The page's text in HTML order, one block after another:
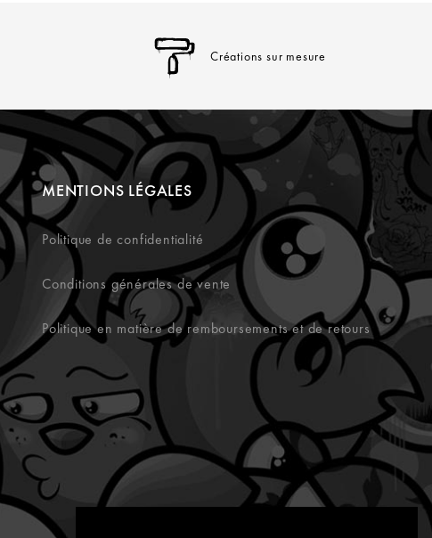
Créations sur mesure
MENTIONS LÉGALES
Politique de confidentialité
Conditions générales de vente
Politique en matière de remboursements et de retours